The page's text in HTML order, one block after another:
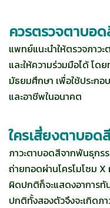
ควรตรวจตาบอด
แพทย์แนะนำให้ตรวจภาว
และให้ความร่วมมือได้ โด
มัธยมศึกษา เพื่อใช้ประกอ
และอาชีพในอนาคต
ใครเสี่ยงตาบอด
ภาวะตาบอดสีจากพันธุกร
ถ่ายทอดผ่านโครโมโซม
ผิดปกติก็จะแสดงอาการ
ปกติทั้งสองตัวจึงจะเกิดภ